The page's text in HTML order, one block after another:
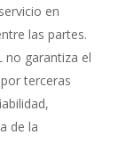
en
las partes.
no garantiza el
terceras
de la